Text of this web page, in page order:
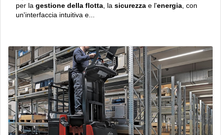
per la gestione della flotta , la sicurezza e l'energia , con
un'interfaccia intuitiva e...